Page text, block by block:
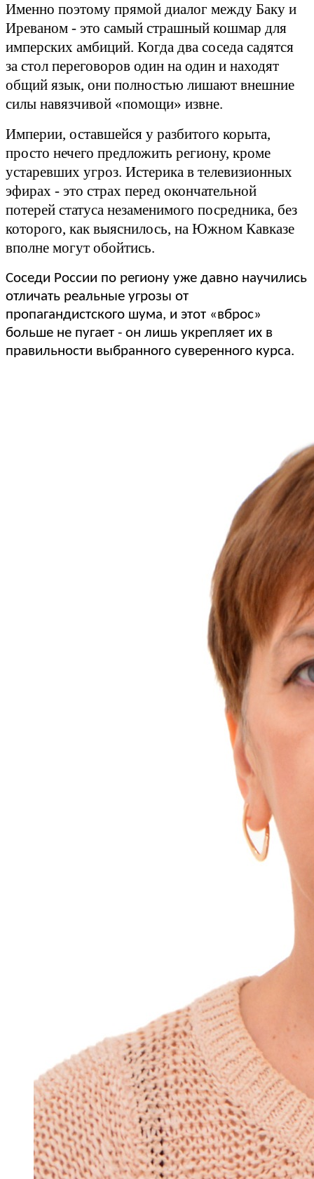
Именно поэтому прямой диалог между Баку и
Иреваном - это самый страшный кошмар для
имперских амбиций. Когда два соседа садятся
за стол переговоров один на один и находят
общий язык, они полностью лишают внешние
силы навязчивой «помощи» извне.
Империи, оставшейся у разбитого корыта,
просто нечего предложить региону, кроме
устаревших угроз. Истерика в телевизионных
эфирах - это страх перед окончательной
потерей статуса незаменимого посредника, без
которого, как выяснилось, на Южном Кавказе
вполне могут обойтись.
Соседи России по региону уже давно научились
отличать реальные угрозы от
пропагандистского шума, и этот «вброс»
больше не пугает - он лишь укрепляет их в
правильности выбранного суверенного курса.